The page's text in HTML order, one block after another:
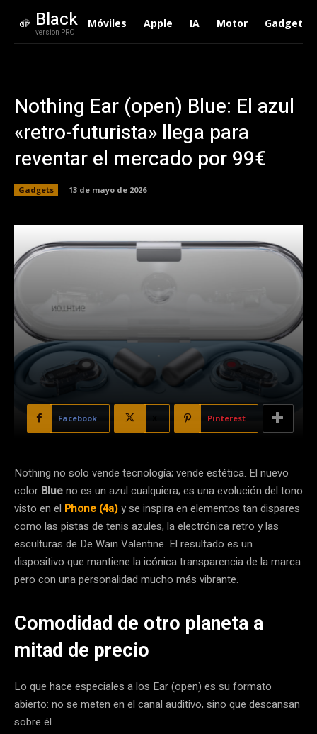
Black
version PRO
Móviles Apple IA Motor Gadgets
Nothing Ear (open) Blue: El azul
«retro-futurista» llega para
reventar el mercado por 99€
Gadgets 13 de mayo de 2026
Facebook Pinterest
Nothing no solo vende tecnología; vende estética. El nuevo
color Blueno es un azul cualquiera; es una evolución del tono
visto en el Phone (4a)y se inspira en elementos tan dispares
como las pistas de tenis azules, la electrónica retro y las
esculturas de De Wain Valentine. El resultado es un
dispositivo que mantiene la icónica transparencia de la marca
pero con una personalidad mucho más vibrante.
Comodidad de otro planeta a
mitad de precio
Lo que hace especiales a los Ear (open) es su formato
abierto: no se meten en el canal auditivo, sino que descansan
sobre él.